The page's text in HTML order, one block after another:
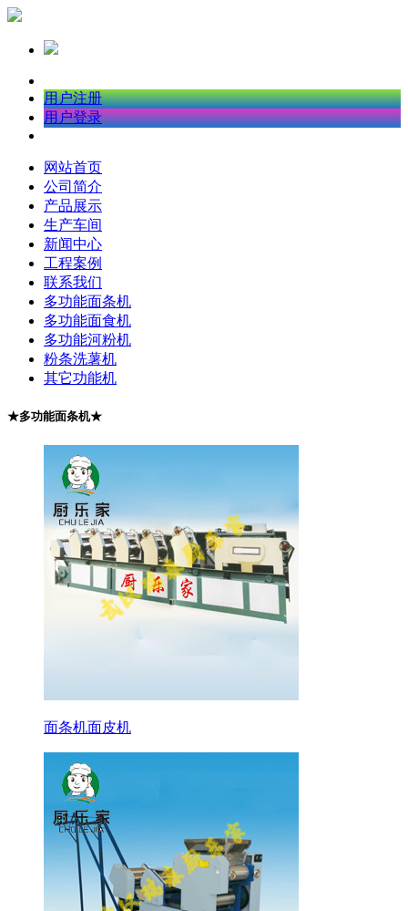
用户注册
用户登录
网站首页
公司简介
产品展示
生产车间
新闻中心
工程案例
联系我们
多功能面条机
多功能面食机
多功能河粉机
粉条洗薯机
其它功能机
★多功能面条机★
面条机面皮机